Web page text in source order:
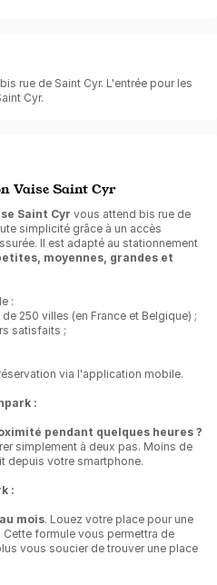
rue de Saint Cyr. L'entrée pour les
Cyr.
Vaise Saint Cyr
Saint Cyr vous attend bis rue de
simplicité grâce à un accès
Il est adapté au stationnement
moyennes, grandes et
:
250 villes (en France et Belgique) ;
satisfaits ;
via l'application mobile.
:
pendant quelques heures ?
simplement à deux pas. Moins de
depuis votre smartphone.
:
mois. Louez votre place pour une
formule vous permettra de
vous soucier de trouver une place